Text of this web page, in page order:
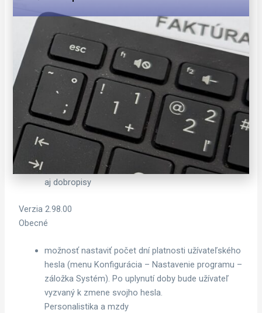
úprava testu integrity Kontrola vydaného množstva
z rozpisu dodacieho listu
Verzia 2.98.01
Obecné
úprava zasielania emailov poštovému klientovi cez
MAPI pre zabezpečenie kompatibility s Outlook
2013
Odbyt
úprava prehľadov „Výpisy-Odbyt-Zoznam
neuhradených faktúr po lehote“ tak, aby zahrňovali
aj dobropisy
Verzia 2.98.00
Obecné
možnosť nastaviť počet dní platnosti užívateľského
hesla (menu Konfigurácia – Nastavenie programu –
záložka Systém). Po uplynutí doby bude užívateľ
vyzvaný k zmene svojho hesla.
Personalistika a mzdy